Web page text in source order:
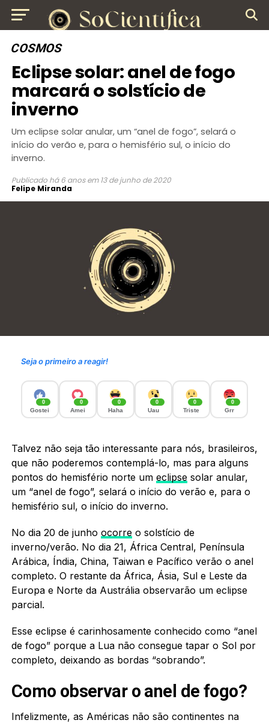
COSMOS
Eclipse solar: anel de fogo
marcará o solstício de
inverno
Um eclipse solar anular, um “anel de fogo”, selará o
início do verão e, para o hemisfério sul, o início do
inverno.
Publicado há 6 anos em 13 de junho de 2020
Felipe Miranda
Seja o primeiro a reagir!
0
Gostei
0
Amei
0
Haha
0
Uau
0
Triste
0
Grr
Talvez não seja tão interessante para nós, brasileiros,
que não poderemos contemplá-lo, mas para alguns
pontos do hemisfério norte um eclipsesolar anular,
um “anel de fogo”, selará o início do verão e, para o
hemisfério sul, o início do inverno.
No dia 20 de junho ocorreo solstício de
inverno/verão. No dia 21, África Central, Península
Arábica, Índia, China, Taiwan e Pacífico verão o anel
completo. O restante da África, Ásia, Sul e Leste da
Europa e Norte da Austrália observarão um eclipse
parcial.
Esse eclipse é carinhosamente conhecido como “anel
de fogo” porque a Lua não consegue tapar o Sol por
completo, deixando as bordas “sobrando”.
Como observar o anel de fogo?
Infelizmente, as Américas não são continentes na